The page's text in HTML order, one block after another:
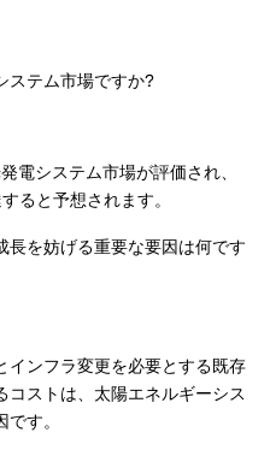
ステム市場ですか?
電システム市場が評価され、
ると予想されます。
長を妨げる重要な要因は何です
インフラ変更を必要とする既存
ストは、太陽エネルギーシス
す。